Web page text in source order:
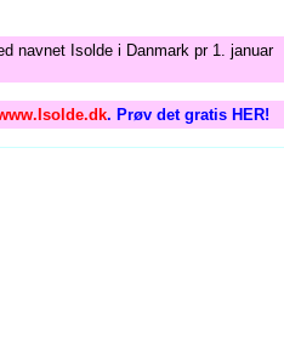
navnet Isolde i Danmark pr 1. januar
. Prøv det gratis HER!